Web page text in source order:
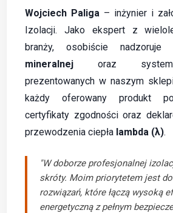
Wojciech Paliga – inżynier i
Izolacji. Jako ekspert z
branży, osobiście nadzoruje
mineralnej oraz
prezentowanych w naszym
każdy oferowany produkt
certyfikaty zgodności oraz
przewodzenia ciepła lambda (λ).
"W doborze profesjonalnej
skróty. Moim priorytetem jest
rozwiązań, które łączą wysoką
energetyczną z pełnym